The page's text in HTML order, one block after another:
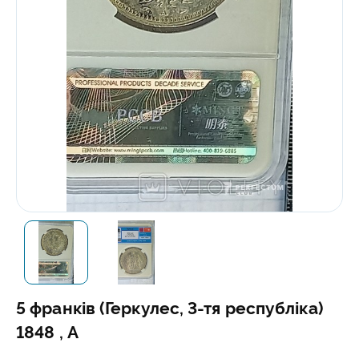
5 франків (Геркулес, 3-тя республіка)
1848 , А